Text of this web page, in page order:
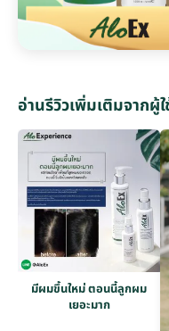
อ่านรีวิวเพิ่มเติมจากผู้
มีผมขึ้นใหม่ ตอนนี้ลูกผม
เยอะมาก